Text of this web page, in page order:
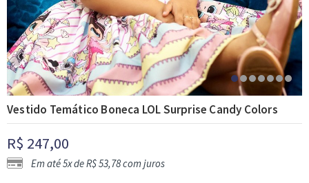
Vestido Temático Boneca LOL Surprise Candy Colors
R$ 247,00
Em até 5x deR$53,78com juros